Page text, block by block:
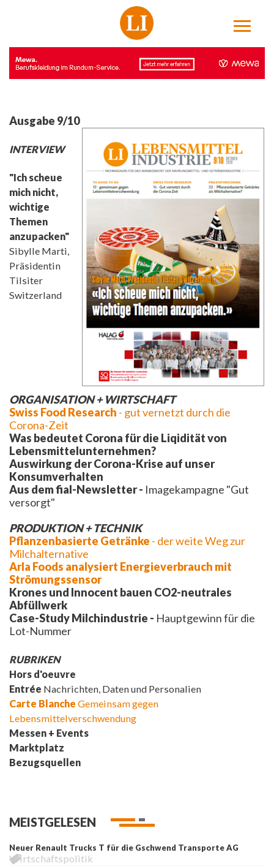
Ausgabe 9/10
INTERVIEW
"Ich scheue
mich nicht,
wichtige
Themen
anzupacken"
Sibylle Marti,
Präsidentin
Tilsiter
Switzerland
ORGANISATION + WIRTSCHAFT
Swiss Food Research - gut vernetzt durch die
Corona-Zeit
Was bedeutet Corona für die Liqidität von
Lebensmittelunternehmen?
Auswirkung der Corona-Krise auf unser
Konsumverhalten
Aus dem fial-Newsletter - Imagekampagne "Gut
versorgt"
PRODUKTION + TECHNIK
Pflanzenbasierte Getränke - der weite Weg zur
Milchalternative
Arla Foods analysiert Energieverbrauch mit
Strömungssensor
Krones und Innocent bauen CO2-neutrales
Abfüllwerk
Case-Study Milchindustrie - Hauptgewinn für die
Lot-Nummer
RUBRIKEN
Hors d'oeuvre
Entrée Nachrichten, Daten und Personalien
Carte Blanche Gemeinsam gegen
Lebensmittelverschwendung
Messen + Events
Marktplatz
Bezugsquellen
MEISTGELESEN
Neuer Renault Trucks T für die Gschwend Transporte AG
Wirtschaftspolitik